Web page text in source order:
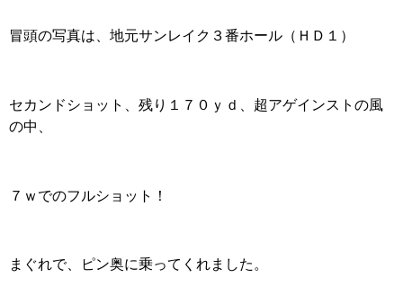
冒頭の写真は、地元サンレイク３番ホール（ＨＤ１）
セカンドショット、残り１７０ｙｄ、超アゲインストの風
の中、
７ｗでのフルショット！
まぐれで、ピン奥に乗ってくれました。